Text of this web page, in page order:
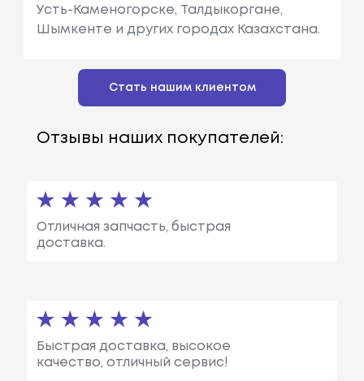
Усть-Каменогорске, Талдыкоргане,
Шымкенте и других городах Казахстана.
Стать нашим клиентом
Отзывы наших покупателей:
Отличная запчасть, быстрая
доставка.
Быстрая доставка, высокое
качество, отличный сервис!